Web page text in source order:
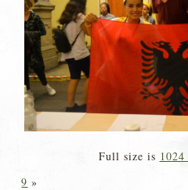
Full size is
9 »